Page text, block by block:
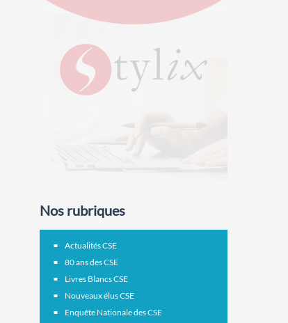
Nos rubriques
Actualités CSE
80 ans des CSE
Livres Blancs CSE
Nouveaux élus CSE
Enquête Nationale des CSE